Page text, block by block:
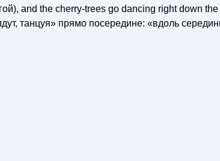
and the cherry-trees go dancing right down
танцуя» прямо посередине: «вдоль